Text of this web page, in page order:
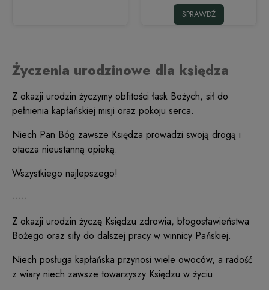
SPRAWDŹ
Życzenia urodzinowe dla księdza
Z okazji urodzin życzymy obfitości łask Bożych, sił do
pełnienia kapłańskiej misji oraz pokoju serca.
Niech Pan Bóg zawsze Księdza prowadzi swoją drogą i
otacza nieustanną opieką.
Wszystkiego najlepszego!
-----
Z okazji urodzin życzę Księdzu zdrowia, błogosławieństwa
Bożego oraz siły do dalszej pracy w winnicy Pańskiej.
Niech posługa kapłańska przynosi wiele owoców, a radość
z wiary niech zawsze towarzyszy Księdzu w życiu.